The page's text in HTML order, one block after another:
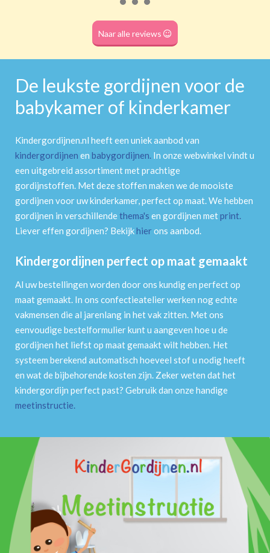
(dubbele tunnel)
Naar alle reviews
De leukste gordijnen voor de
babykamer of kinderkamer
Kindergordijnen.nl heeft een uniek aanbod van
kindergordijnen en babygordijnen. In onze webwinkel vindt u
een uitgebreid assortiment met prachtige
gordijnstoffen. Met deze stoffen maken we de mooiste
gordijnen voor uw kinderkamer, perfect op maat. We hebben
gordijnen in verschillendethema's en gordijnen metprint.
Liever effen gordijnen? Bekijkhierons aanbod.
Kindergordijnen perfect op maat gemaakt
Al uw bestellingen worden door ons kundig en perfect op
maat gemaakt. In ons confectieatelier werken nog echte
vakmensen die al jarenlang in het vak zitten. Met ons
eenvoudige bestelformulier kunt u aangeven hoe u de
gordijnen het liefst op maat gemaakt wilt hebben. Het
systeem berekend automatisch hoeveel stof u nodig heeft
en wat de bijbehorende kosten zijn. Zeker weten dat het
kindergordijn perfect past? Gebruik dan onze handige
meetinstructie.